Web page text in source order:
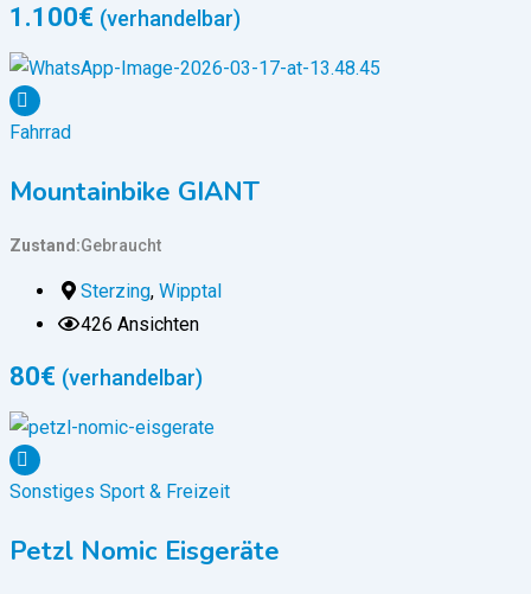
1.100€ (verhandelbar)
Fahrrad
Mountainbike GIANT
Zustand Gebraucht
Sterzing, Wipptal
426 Ansichten
80€ (verhandelbar)
Sonstiges Sport & Freizeit
Petzl Nomic Eisgeräte